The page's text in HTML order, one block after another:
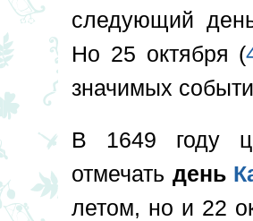
следующий
Но 25 октября (
значимых
В 1649 году
отмечать день
летом, но и 22